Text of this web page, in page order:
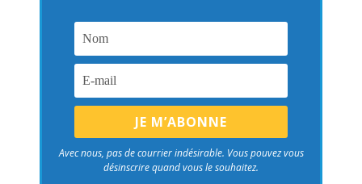
Avec nous, pas de courrier indésirable. Vous pouvez vous
désinscrire quand vous le souhaitez.